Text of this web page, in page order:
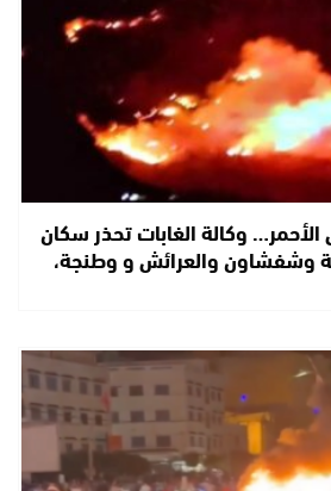
وكالة الغابات تحذر سكان
وشفشاون والعرائش و وطنجة،